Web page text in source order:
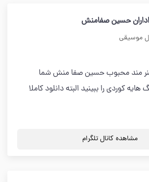
حسین صفامنش
موسیقی
مند محبوب حسین صفا منش شما
کوردی را ببینید البته دانلود کاملا
مشاهده کانال تلگرام